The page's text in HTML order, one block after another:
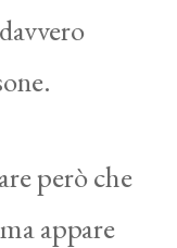
però che
appare